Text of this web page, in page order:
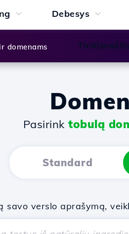
Debesys
domenams
Pasirink tobulą
Standard
verslo aprašymą,